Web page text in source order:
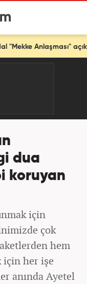
açıklaması!
dua
koruyan
için
çok
hem
için her işe
anında Ayetel